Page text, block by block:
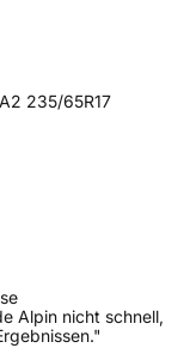
235/65R17
Alpin nicht schnell,